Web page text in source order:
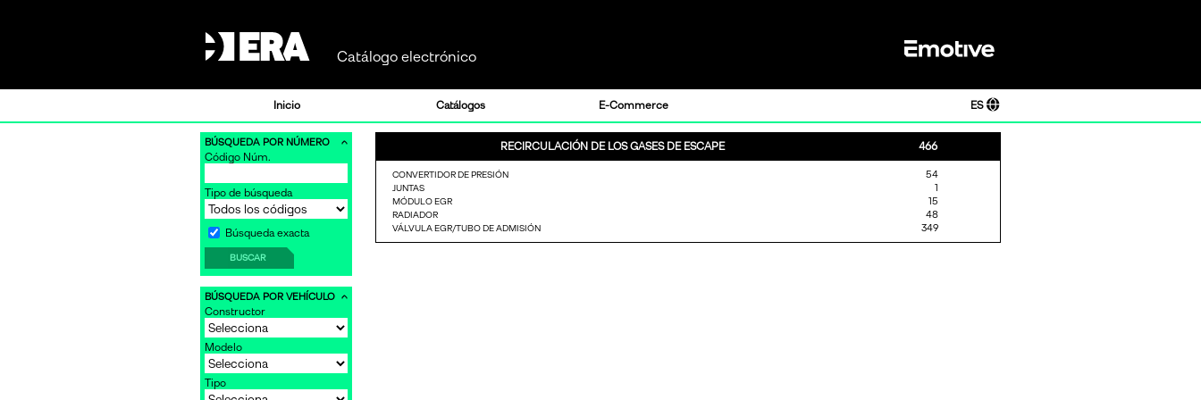
Catálogo electrónico
Inicio Catálogos E-Commerce ES
BÚSQUEDA POR NÚMERO
Código Núm.
Tipo de búsqueda
Búsqueda exacta
BUSCAR
BÚSQUEDA POR VEHÍCULO
Constructor
Modelo
Tipo
RECIRCULACIÓN DE LOS GASES DE ESCAPE 466
CONVERTIDOR DE PRESIÓN
54
JUNTAS
1
MÓDULO EGR
15
RADIADOR
48
VÁLVULA EGR/TUBO DE ADMISIÓN
349